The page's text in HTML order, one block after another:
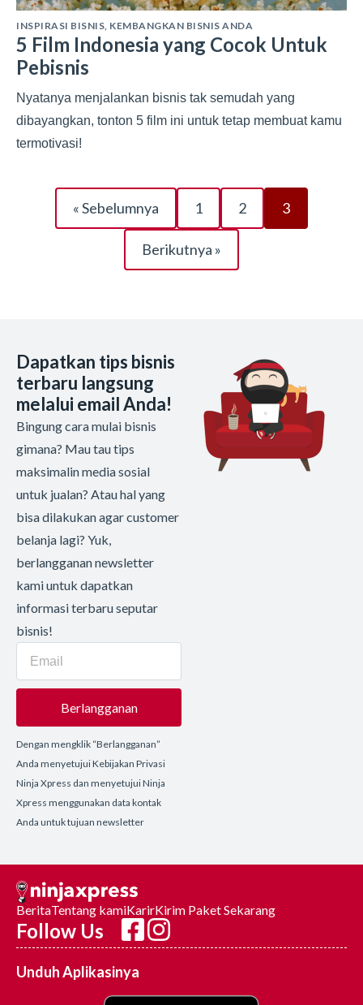
INSPIRASI BISNIS, KEMBANGKAN BISNIS ANDA
5 Film Indonesia yang Cocok Untuk
Pebisnis
Nyatanya menjalankan bisnis tak semudah yang
dibayangkan, tonton 5 film ini untuk tetap membuat kamu
termotivasi!
« Sebelumnya 1 2 3
Berikutnya »
Dapatkan tips bisnis
terbaru langsung
melalui email Anda!
Bingung cara mulai bisnis
gimana? Mau tau tips
maksimalin media sosial
untuk jualan? Atau hal yang
bisa dilakukan agar customer
belanja lagi? Yuk,
berlangganan newsletter
kami untuk dapatkan
informasi terbaru seputar
bisnis!
Berlangganan
Dengan mengklik “Berlangganan”
Anda menyetujui Kebijakan Privasi
Ninja Xpress dan menyetujui Ninja
Xpress menggunakan data kontak
Anda untuk tujuan newsletter
BeritaTentang kamiKarirKirim Paket Sekarang
Follow Us
Unduh Aplikasinya